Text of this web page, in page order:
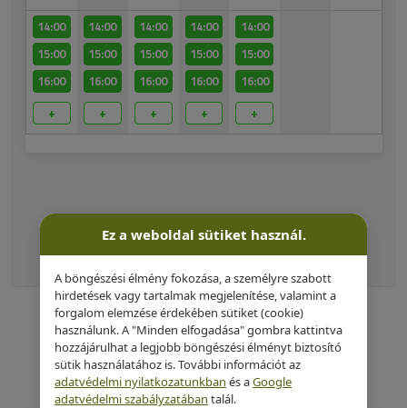
Vissza
Ez a weboldal sütiket használ.
A böngészési élmény fokozása, a személyre szabott
hirdetések vagy tartalmak megjelenítése, valamint a
forgalom elemzése érdekében sütiket (cookie)
használunk. A "Minden elfogadása" gombra kattintva
hozzájárulhat a legjobb böngészési élményt biztosító
sütik használatához is. További információt az
adatvédelmi nyilatkozatunkban és aGoogle
adatvédelmi szabályzatában talál.